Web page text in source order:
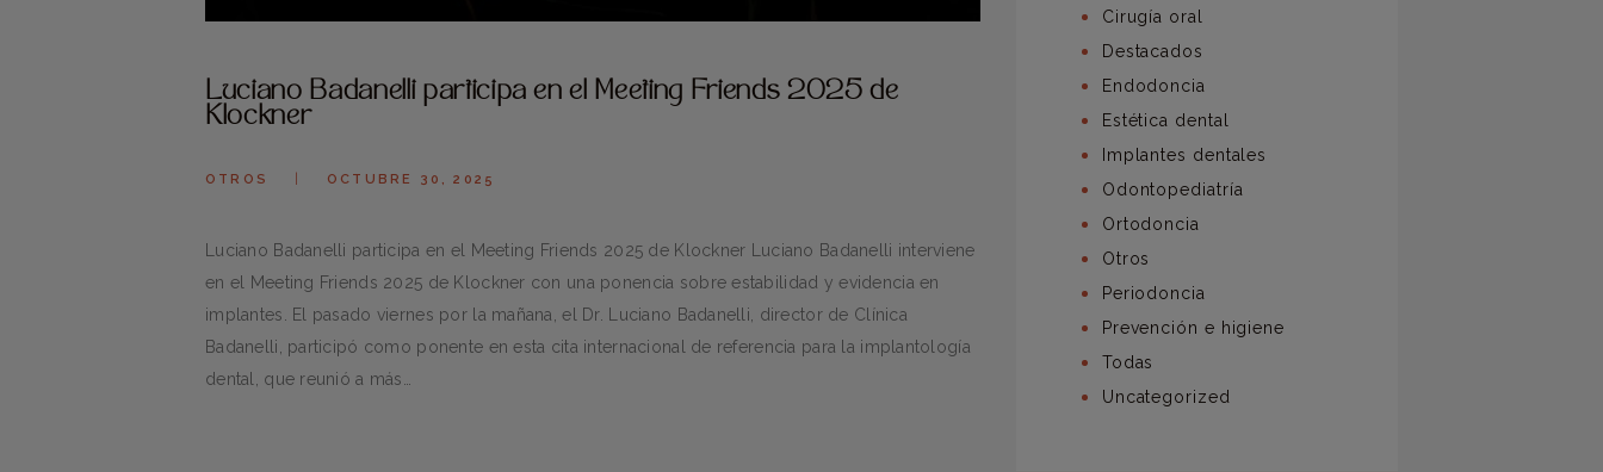
Luciano Badanelli participa en el Meeting Friends 2025 de
Klockner
OTROS OCTUBRE 30, 2025
Luciano Badanelli participa en el Meeting Friends 2025 de Klockner Luciano Badanelli interviene
en el Meeting Friends 2025 de Klockner con una ponencia sobre estabilidad y evidencia en
implantes. El pasado viernes por la mañana, el Dr. Luciano Badanelli, director de Clínica
Badanelli, participó como ponente en esta cita internacional de referencia para la implantología
dental, que reunió a más…
Cirugía oral
Destacados
Endodoncia
Estética dental
Implantes dentales
Odontopediatría
Ortodoncia
Otros
Periodoncia
Prevención e higiene
Todas
Uncategorized